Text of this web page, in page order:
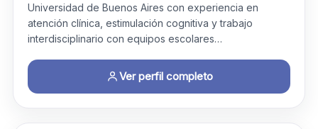
Universidad de Buenos Aires con experiencia en
atención clínica, estimulación cognitiva y trabajo
interdisciplinario con equipos escolares…
Ver perfil completo